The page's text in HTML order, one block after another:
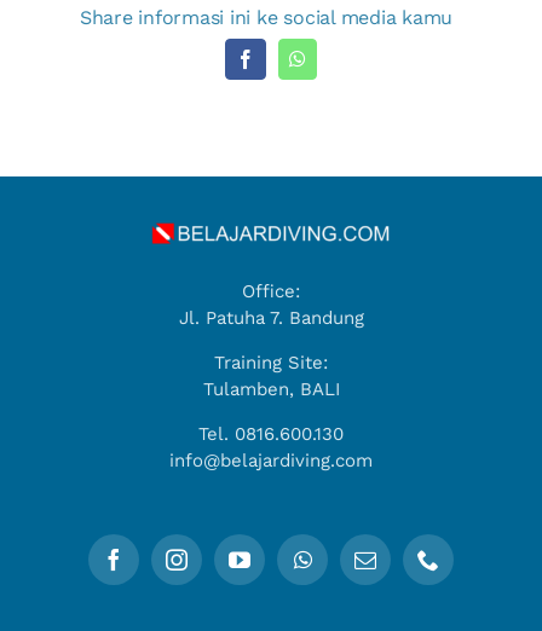
Share informasi ini ke social media kamu
Office:
Jl. Patuha 7. Bandung
Training Site:
Tulamben, BALI
Tel. 0816.600.130
info@belajardiving.com